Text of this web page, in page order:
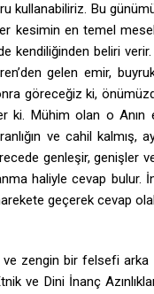
kullanabiliriz. Bu
kesimin en temel
kendiliğinden beliri
gelen emir,
göreceğiz ki,
Mühim olan o Anın
ve cahil kalmış,
genleşir, genişler
haliyle cevap
geçerek cevap
zengin bir felsefi
ve Dini İnanç